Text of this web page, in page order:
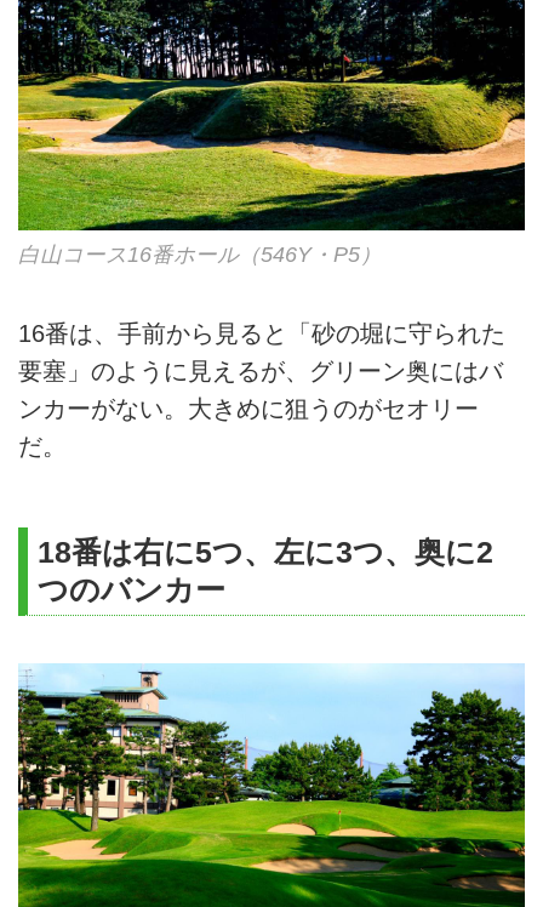
白山コース16番ホール（546Y・P5）
16番は、手前から見ると「砂の堀に守られた
要塞」のように見えるが、グリーン奥にはバ
ンカーがない。大きめに狙うのがセオリー
だ。
18番は右に5つ、左に3つ、奥に2
つのバンカー